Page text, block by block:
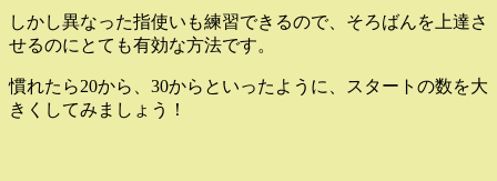
しかし異なった指使いも練習できるので、そろばんを上達さ
せるのにとても有効な方法です。
慣れたら20から、30からといったように、スタートの数を大
きくしてみましょう！